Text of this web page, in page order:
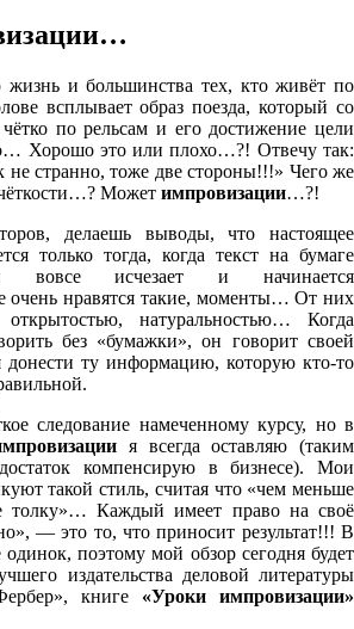
жизнь и большинства тех, кто живёт по
всплывает образ поезда, который со
по рельсам и его достижение цели
Хорошо это или плохо…?! Отвечу так:
не странно, тоже две стороны!!!» Чего же
чёткости…? Может импровизации…?!
делаешь выводы, что настоящее
только тогда, когда текст на бумаге
вовсе исчезает и начинается
нравятся такие, моменты… От них
натуральностью… Когда
без «бумажки», он говорит своей
донести ту информацию, которую кто-то
следование намеченному курсу, но в
я всегда оставляю (таким
компенсирую в бизнесе). Мои
такой стиль, считая что «чем меньше
толку»… Каждый имеет право на своё
— это то, что приносит результат!!! В
поэтому мой обзор сегодня будет
издательства деловой литературы
книге «Уроки импровизации»